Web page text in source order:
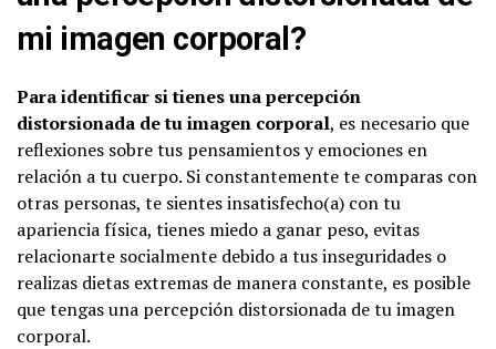
mi imagen corporal?
Para identificar si tienes una percepción
distorsionada de tu imagen corporal, es necesario que
reflexiones sobre tus pensamientos y emociones en
relación a tu cuerpo. Si constantemente te comparas con
otras personas, te sientes insatisfecho(a) con tu
apariencia física, tienes miedo a ganar peso, evitas
relacionarte socialmente debido a tus inseguridades o
realizas dietas extremas de manera constante, es posible
que tengas una percepción distorsionada de tu imagen
corporal.